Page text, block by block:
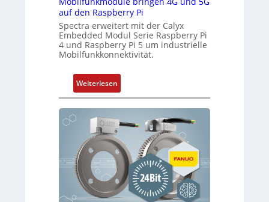
r
a
n
e
-
P
C
s
t
i
c
h
f
l
e
auf den Raspberry Pi
Spectra erweitert mit der Calyx
Embedded Modul Serie Raspberry Pi
4 und Raspberry Pi 5 um industrielle
Mobilfunkkonnektivität.
Weiterlesen
M
o
b
i
l
u
n
k